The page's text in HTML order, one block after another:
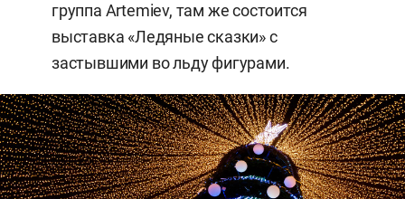
группа Artemiev, там же состоится
выставка «Ледяные сказки» с
застывшими во льду фигурами.